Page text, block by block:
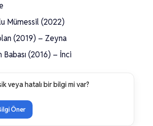
Mümessil (2022)
(2019) – Zeyna
Babası (2016) – İnci
veya hatalı bir bilgi mi var?
Öner